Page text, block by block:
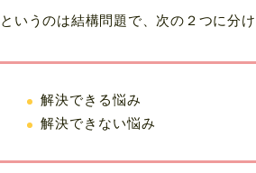
というのは結構問題で、次の２つに分け
解決できる悩み
解決できない悩み